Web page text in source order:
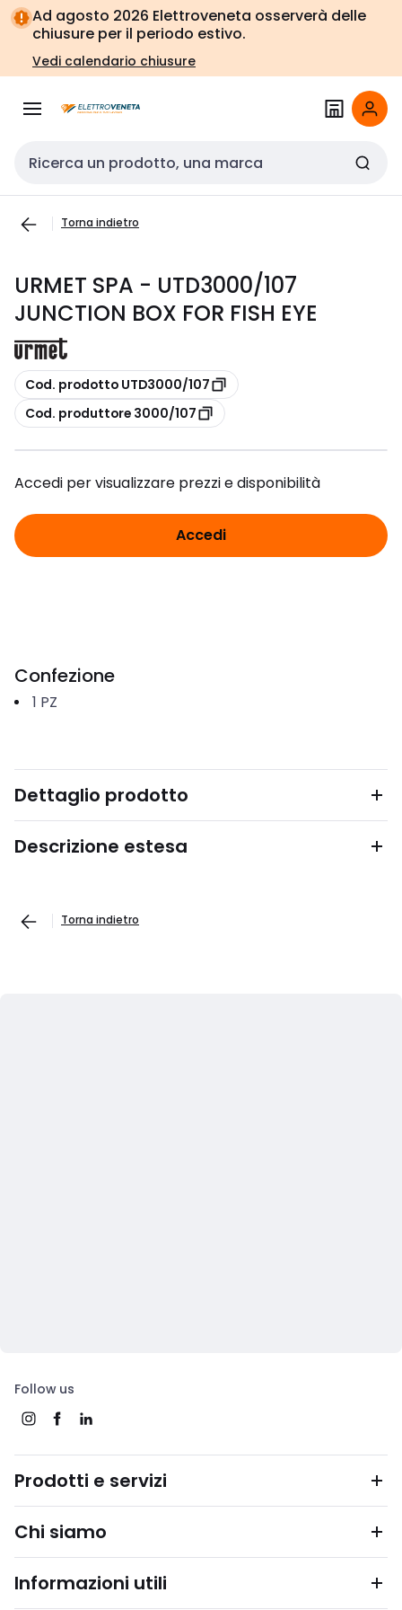
Vai alla
navigazione
Vai
alla
pagina
Ad agosto 2026 Elettroveneta osserverà delle
chiusure per il periodo estivo.
Vedi calendario chiusure
Cerca input
Torna indietro
URMET SPA - UTD3000/107
JUNCTION BOX FOR FISH EYE
copia
Cod. prodotto UTD3000/107
copia
Cod. produttore 3000/107
Accedi per visualizzare prezzi e disponibilità
Accedi
Confezione
1 PZ
Dettaglio prodotto
Descrizione estesa
Torna indietro
Follow us
Prodotti e servizi
Chi siamo
Informazioni utili